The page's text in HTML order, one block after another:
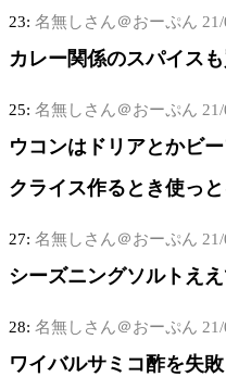
23: 名無しさん＠おーぷん
カレー関係のスパイス
25: 名無しさん＠おーぷん
ウコンはドリアとかビ
クライス作るとき使っ
27: 名無しさん＠おーぷん
シーズニングソルトえ
28: 名無しさん＠おーぷん
ワイバルサミコ酢を失